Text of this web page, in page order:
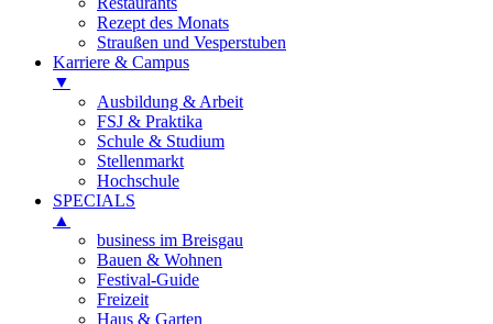
Rezept des Monats
Straußen und Vesperstuben
Karriere & Campus
▼
Ausbildung & Arbeit
FSJ & Praktika
Schule & Studium
Stellenmarkt
Hochschule
SPECIALS
▲
business im Breisgau
Bauen & Wohnen
Festival-Guide
Freizeit
Haus & Garten